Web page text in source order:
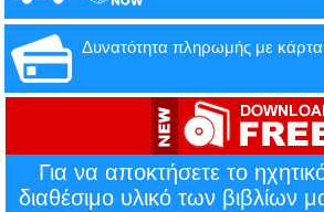
Δυνατότητα πληρωμής με
Για να αποκτήσετε το
διαθέσιμο υλικό των βιβλίων